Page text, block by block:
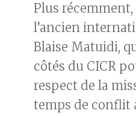
Plus récemment,
l’ancien
Blaise Matuidi,
côtés du CICR
respect de la
temps de conflit